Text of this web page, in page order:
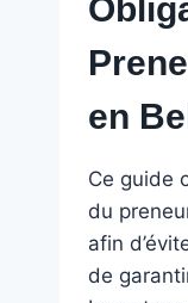
en
Ce guide
du
afin
de